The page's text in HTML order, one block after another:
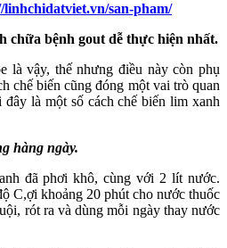
linhchidatviet.vn/san-pham/
chữa bệnh gout dễ thực hiện nhất.
là vậy, thế nhưng điều này còn phụ
chế biến cũng đóng một vai trò quan
là một số cách chế biến lim xanh
hàng ngày.
đã phơi khô, cùng với 2 lít nước.
C,ợi khoảng 20 phút cho nước thuốc
rót ra và dùng mỗi ngày thay nước